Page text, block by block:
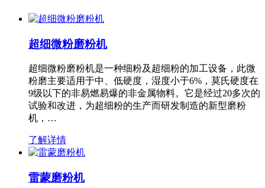
超细微粉磨粉机
超细微粉磨粉机是一种细粉及超细粉的加工设备，此微
粉磨主要适用于中、低硬度，湿度小于6%，莫氏硬度在
9级以下的非易燃易爆的非金属物料。它是经过20多次的
试验和改进，为超细粉的生产而研发制造的新型磨粉
机，…
了解详情
雷蒙磨粉机